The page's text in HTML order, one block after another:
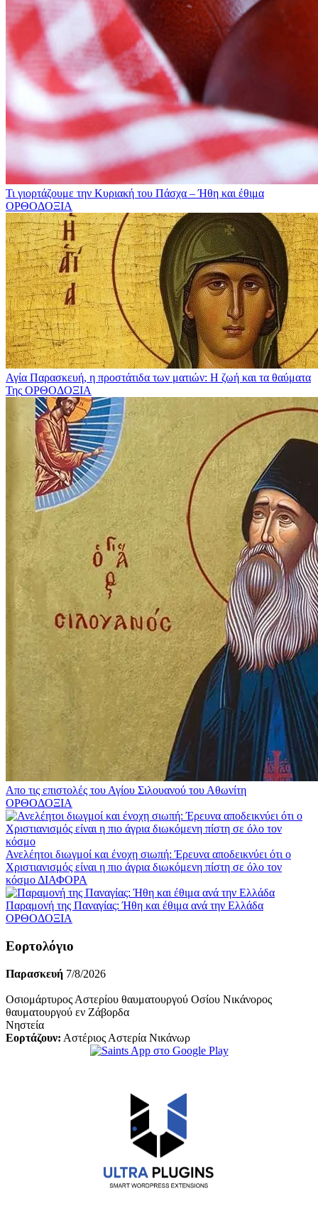
Τι γιορτάζουμε την Κυριακή του Πάσχα – Ήθη και έθιμα
ΟΡΘΟΔΟΞΙΑ
Αγία Παρασκευή, η προστάτιδα των ματιών: Η ζωή και τα θαύματα
Της ΟΡΘΟΔΟΞΙΑ
Απο τις επιστολές του Αγίου Σιλουανού του Αθωνίτη
ΟΡΘΟΔΟΞΙΑ
Ανελέητοι διωγμοί και ένοχη σιωπή: Έρευνα αποδεικνύει ότι ο
Χριστιανισμός είναι η πιο άγρια διωκόμενη πίστη σε όλο τον
κόσμοΔΙΑΦΟΡΑ
Παραμονή της Παναγίας: Ήθη και έθιμα ανά την Ελλάδα
ΟΡΘΟΔΟΞΙΑ
Εορτολόγιο
Παρασκευή 7/8/2026
Οσιομάρτυρος Αστερίου θαυματουργού Οσίου Νικάνορος
θαυματουργού εν Ζάβορδα
Νηστεία
Εορτάζουν: Αστέριος Αστερία Νικάνωρ